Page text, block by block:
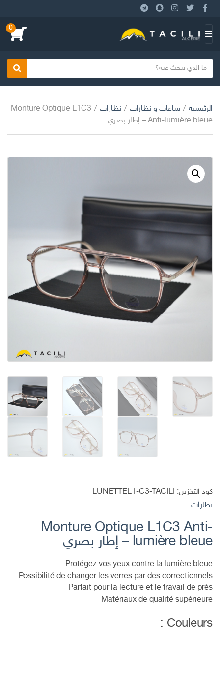
س
ص
ا
بحث
0
الرئيسية / ساعات و نظارات / نظارات /
Monture Optique L1C3
Anti-lumière bleue – إطار بصري
كود التخزين:LUNETTEL1-C3-TACILI
نظارات
Monture Optique L1C3 Anti-
lumière bleue – إطار بصري
Protégez vos yeux contre la lumière bleue
Possibilité de changer les verres par des correctionnels
Parfait pour la lecture et le travail de près
Matériaux de qualité supérieure
Couleurs :